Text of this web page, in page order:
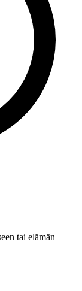
tai elämän